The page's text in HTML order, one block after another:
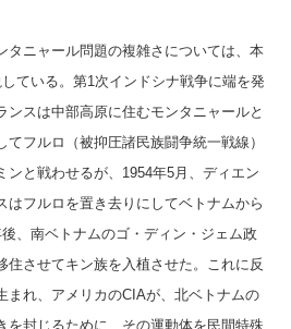
タニャール問題の複雑さについては、本
ている。第1次インドシナ戦争に端を発
ンスは中部高原に住むモンタニャールと
フルロ（被抑圧諸民族闘争統一戦線）
ンと戦わせるが、1954年5月、ディエン
はフルロを置き去りにしてベトナムから
、南ベトナムのゴ・ディン・ジェム政
住させてキン族を入植させた。これに反
まれ、アメリカのCIAが、北ベトナムの
を封じるために、その運動体を民間特殊